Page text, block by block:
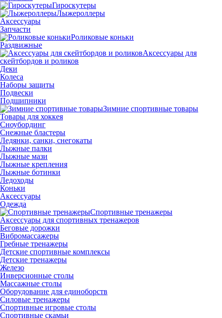
Гироскутеры
Лыжероллеры
Аксессуары
Запчасти
Роликовые коньки
Раздвижные
Аксессуары для
скейтбордов и роликов
Деки
Колеса
Наборы защиты
Подвески
Подшипники
Зимние спортивные товары
Товары для хоккея
Сноубординг
Снежные бластеры
Ледянки, санки, снегокаты
Лыжные палки
Лыжные мази
Лыжные крепления
Лыжные ботинки
Ледоходы
Коньки
Аксессуары
Одежда
Спортивные тренажеры
Аксессуары для спортивных тренажеров
Беговые дорожки
Вибромассажеры
Гребные тренажеры
Детские спортивные комплексы
Детские тренажеры
Железо
Инверсионные столы
Массажные столы
Оборудование для единоборств
Силовые тренажеры
Спортивные игровые столы
Спортивные скамьи